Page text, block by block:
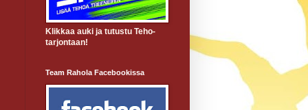
Klikkaa auki ja tutustu Teho-
tarjontaan!
Team Rahola Facebookissa